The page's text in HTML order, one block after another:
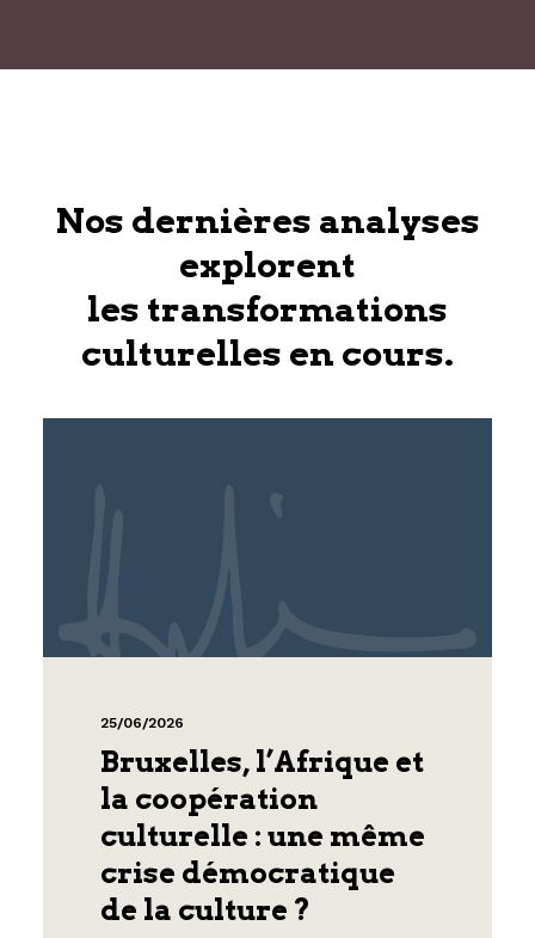
Nos dernières analyses
explorent
les transformations
culturelles en cours.
25/06/2026
Bruxelles, l’Afrique et
la coopération
culturelle : une même
crise démocratique
de la culture ?